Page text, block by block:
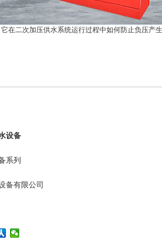
在二次加压供水系统运行过程中如何防止负压产
设备
系列
备有限公司